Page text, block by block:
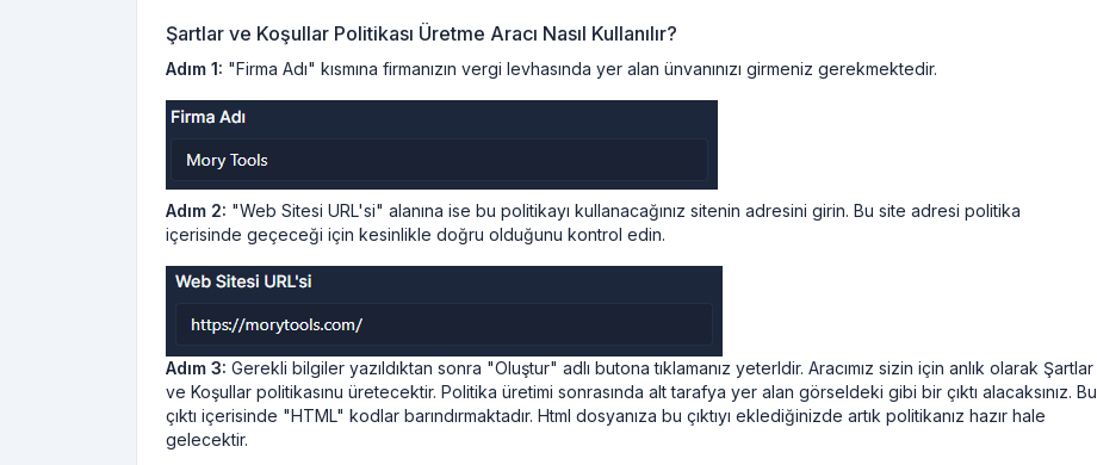
Şartlar ve Koşullar Politikası Üretme Aracı Nasıl Kullanılır?
Adım 1: "Firma Adı" kısmına firmanızın vergi levhasında yer alan ünvanınızı girmeniz gerekmektedir.
Adım 2: "Web Sitesi URL'si" alanına ise bu politikayı kullanacağınız sitenin adresini girin. Bu site adresi politika
içerisinde geçeceği için kesinlikle doğru olduğunu kontrol edin.
Adım 3: Gerekli bilgiler yazıldıktan sonra "Oluştur" adlı butona tıklamanız yeterldir. Aracımız sizin için anlık olarak Şartlar
ve Koşullar politikasınu üretecektir. Politika üretimi sonrasında alt tarafya yer alan görseldeki gibi bir çıktı alacaksınız. Bu
çıktı içerisinde "HTML" kodlar barındırmaktadır. Html dosyanıza bu çıktıyı eklediğinizde artık politikanız hazır hale
gelecektir.